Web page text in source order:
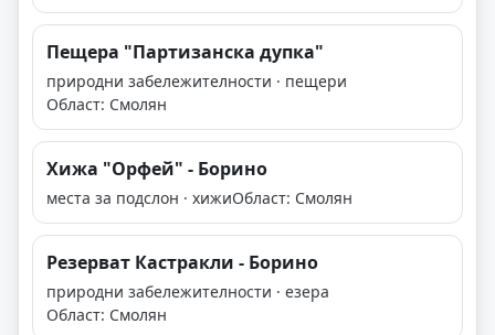
Пещера "Партизанска дупка"
природни забележителности · пещери
Област: Смолян
Хижа "Орфей" - Борино
места за подслон · хижиОбласт: Смолян
Резерват Кастракли - Борино
природни забележителности · езера
Област: Смолян